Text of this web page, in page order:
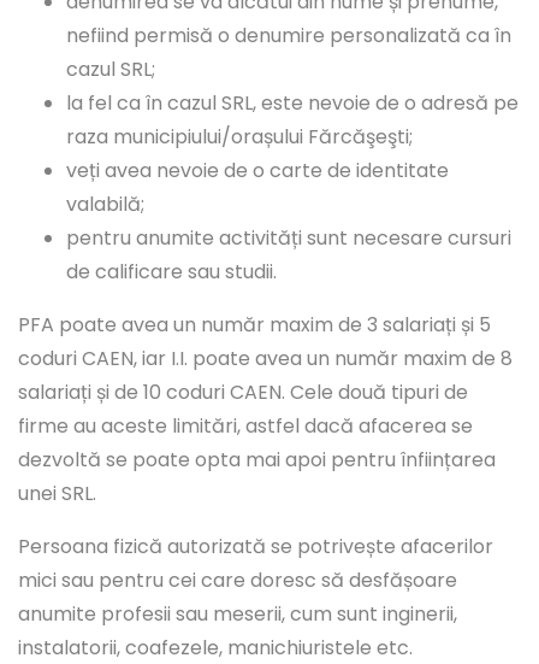
nefiind permisă o denumire personalizată ca în
cazul SRL;
la fel ca în cazul SRL, este nevoie de o adresă pe
raza municipiului/orașului Fărcăşeşti;
veți avea nevoie de o carte de identitate
valabilă;
pentru anumite activități sunt necesare cursuri
de calificare sau studii.
PFA poate avea un număr maxim de 3 salariați și 5
coduri CAEN, iar I.I. poate avea un număr maxim de 8
salariați și de 10 coduri CAEN. Cele două tipuri de
firme au aceste limitări, astfel dacă afacerea se
dezvoltă se poate opta mai apoi pentru înființarea
unei SRL.
Persoana fizică autorizată se potrivește afacerilor
mici sau pentru cei care doresc să desfășoare
anumite profesii sau meserii, cum sunt inginerii,
instalatorii, coafezele, manichiuristele etc.